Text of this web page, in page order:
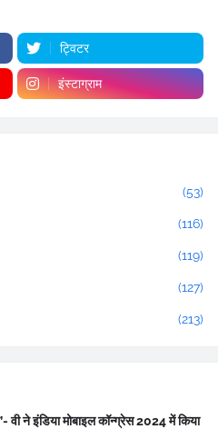
ट्विटर
इंस्टाग्राम
(53)
(116)
(119)
(127)
(213)
वी ने इंडिया मोबाइल कॉन्ग्रेस 2024 में किया